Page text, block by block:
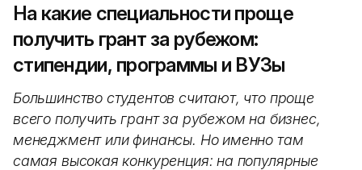
На какие специальности проще
получить грант за рубежом:
стипендии, программы и ВУЗы
Большинство студентов считают, что проще
всего получить грант за рубежом на бизнес,
менеджмент или финансы. Но именно там
самая высокая конкуренция: на популярные